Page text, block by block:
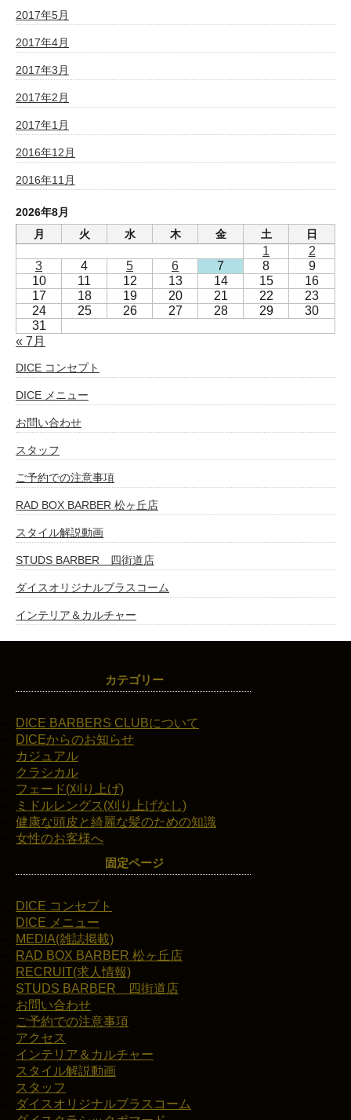
2017年5月
2017年4月
2017年3月
2017年2月
2017年1月
2016年12月
2016年11月
2026年8月
月
火 水 木 金 土 日
1
2
3
4 5 6 7 8
9
10
11 12 13 14 15
16
17
18 19 20 21 22
23
24
25 26 27 28 29
30
31
« 7月
DICE コンセプト
DICE メニュー
お問い合わせ
スタッフ
ご予約での注意事項
RAD BOX BARBER 松ヶ丘店
スタイル解説動画
STUDS BARBER 四街道店
ダイスオリジナルブラスコーム
インテリア＆カルチャー
カテゴリー
DICE BARBERS CLUBについて
DICEからのお知らせ
カジュアル
クラシカル
フェード(刈り上げ)
ミドルレングス(刈り上げなし)
健康な頭皮と綺麗な髪のための知識
女性のお客様へ
固定ページ
DICE コンセプト
DICE メニュー
MEDIA(雑誌掲載)
RAD BOX BARBER 松ヶ丘店
RECRUIT(求人情報)
STUDS BARBER 四街道店
お問い合わせ
ご予約での注意事項
アクセス
インテリア＆カルチャー
スタイル解説動画
スタッフ
ダイスオリジナルブラスコーム